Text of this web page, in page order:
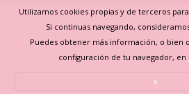
Utilizamos cookies propias y de terceros
Si continuas navegando,
Puedes obtener más información, o bien
configuración de tu navegador, en
x